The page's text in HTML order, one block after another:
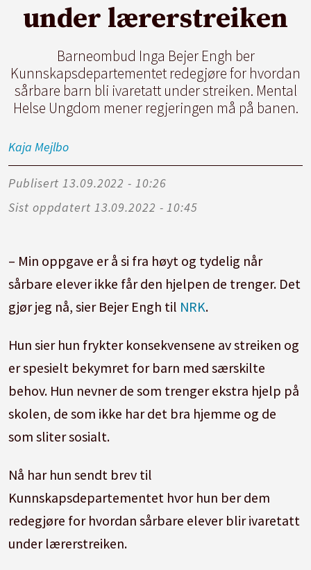
under lærerstreiken
Barneombud Inga Bejer Engh ber
Kunnskapsdepartementet redegjøre for hvordan
sårbare barn bli ivaretatt under streiken. Mental
Helse Ungdom mener regjeringen må på banen.
Kaja Mejlbo
Publisert
13.09.2022 - 10:26
Sist oppdatert
13.09.2022 - 10:45
– Min oppgave er å si fra høyt og tydelig når
sårbare elever ikke får den hjelpen de trenger. Det
gjør jeg nå, sier Bejer Engh til NRK.
Hun sier hun frykter konsekvensene av streiken og
er spesielt bekymret for barn med særskilte
behov. Hun nevner de som trenger ekstra hjelp på
skolen, de som ikke har det bra hjemme og de
som sliter sosialt.
Nå har hun sendt brev til
Kunnskapsdepartementet hvor hun ber dem
redegjøre for hvordan sårbare elever blir ivaretatt
under lærerstreiken.